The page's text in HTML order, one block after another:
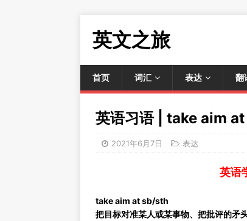
英文之旅
首页 词汇 表达 翻
英语习语 | take aim
2021年6月7日 表达
英语
take aim at sb/sth
把目标对准某人或某事物、把批评的矛